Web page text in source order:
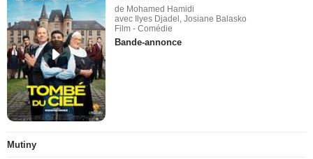
de Mohamed Hamidi
avec Ilyes Djadel, Josiane Balasko
Film - Comédie
Bande-annonce
Mutiny